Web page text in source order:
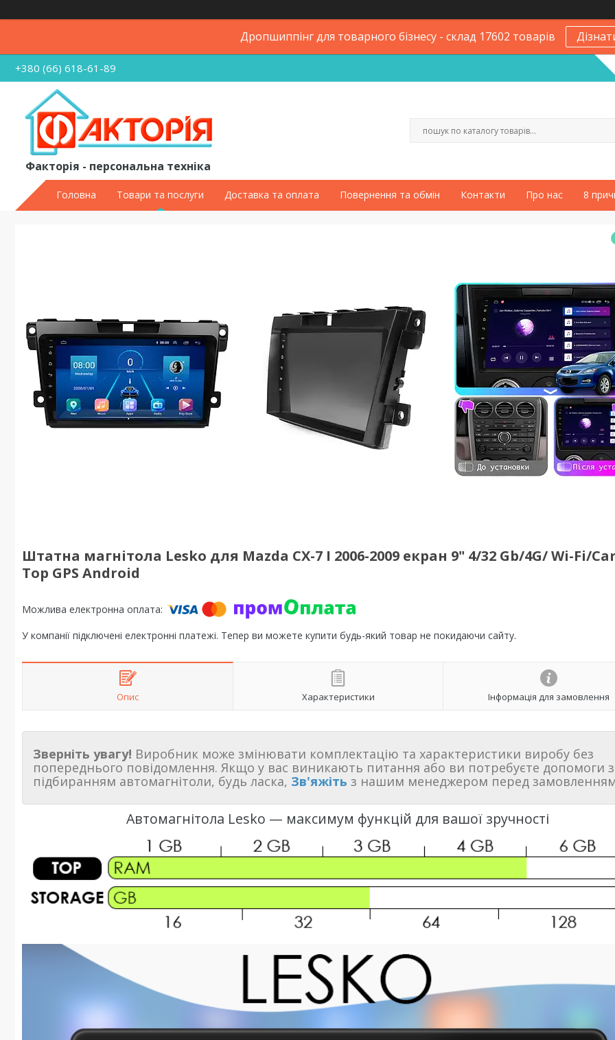
Дропшиппінг для товарного бізнесу - склад 17602 товарів
+380 (66) 618-61-89
Факторія - персональна техніка
Головна Товари та послуги Доставка та оплата Повернення та обмін Контакти Про нас 8
Штатна магнітола Lesko для Mazda CX-7 I 2006-2009 екран 9" 4/32 Gb/4G/ Wi-Fi/
Top GPS Android
У компанії підключені електронні платежі. Тепер ви можете купити будь-який товар не покидаючи сайту.
Опис Характеристики Інформація для замовлення
Зверніть увагу! Виробник може змінювати комплектацію та характеристики виробу без
попереднього повідомлення. Якщо у вас виникають питання або ви потребуєте допомоги з
підбиранням автомагнітоли, будь ласка, Зв'яжіть з нашим менеджером перед
Автомагнітола Lesko — максимум функцій для вашої зручності